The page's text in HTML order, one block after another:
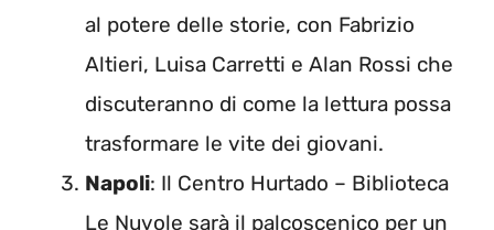
al potere delle storie, con Fabrizio
Altieri, Luisa Carretti e Alan Rossi che
discuteranno di come la lettura possa
trasformare le vite dei giovani.
Napoli: Il Centro Hurtado – Biblioteca
Le Nuvole sarà il palcoscenico per un